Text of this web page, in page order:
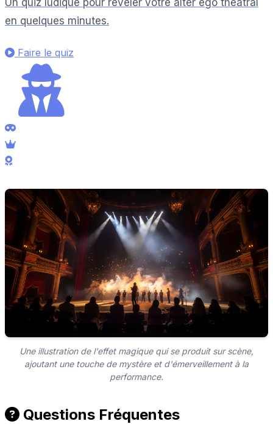
Un quiz ludique pour révéler votre alter ego théâtral
en quelques minutes.
Faire le quiz
Une illustration de l'effet magique qui se produit sur scène,
ajoutant une touche de mystère et d'émerveillement à la
performance.
Questions Fréquentes